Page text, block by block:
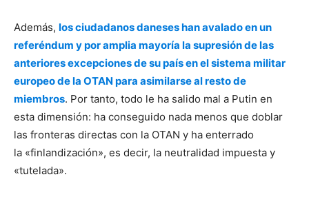
Además, los ciudadanos daneses han avalado en un
referéndum y por amplia mayoría la supresión de las
anteriores excepciones de su país en el sistema militar
europeo de la OTAN para asimilarse al resto de
miembros. Por tanto, todo le ha salido mal a Putin en
esta dimensión: ha conseguido nada menos que doblar
las fronteras directas con la OTAN y ha enterrado
la «finlandización», es decir, la neutralidad impuesta y
«tutelada».